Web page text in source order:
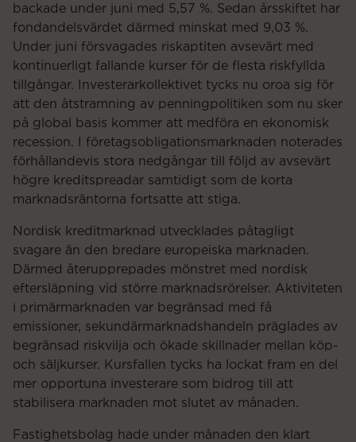
backade under juni med 5,57 %. Sedan årsskiftet har
fondandelsvärdet därmed minskat med 9,03 %.
Under juni försvagades riskaptiten avsevärt med
kontinuerligt fallande kurser för de flesta riskfyllda
tillgångar. Investerarkollektivet tycks nu oroa sig för
att den åtstramning av penningpolitiken som nu sker
på global basis kommer att medföra en ekonomisk
recession. I företagsobligationsmarknaden noterades
förhållandevis stora nedgångar till följd av avsevärt
högre kreditspreadar samtidigt som de korta
marknadsräntorna fortsatte att stiga.
Nordisk kreditmarknad utvecklades påtagligt
svagare än den bredare europeiska marknaden.
Därmed återupprepades mönstret med nordisk
eftersläpning vid större marknadsrörelser. Aktiviteten
i primärmarknaden var begränsad med få
emissioner, sekundärmarknadshandeln präglades av
begränsad riskvilja och ökade skillnader mellan köp-
och säljkurser. Kursfallen tycks ha lockat fram en del
mer opportuna investerare som bidrog till att
stabilisera marknaden mot slutet av månaden.
Fastighetsbolag hade under månaden den klart